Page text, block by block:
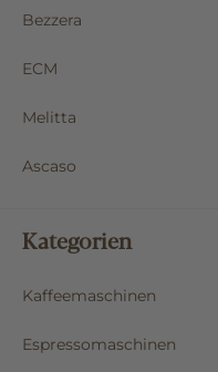
Bezzera
ECM
Melitta
Ascaso
Kategorien
Kaffeemaschinen
Espressomaschinen